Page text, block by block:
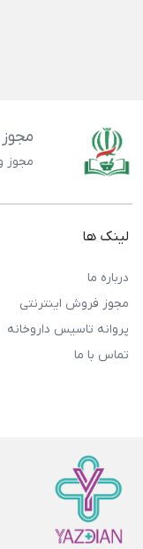
مجوز
لینک ها
درباره ما
مجوز فروش اینترنتی
پروانه تاسیس داروخانه
تماس با ما